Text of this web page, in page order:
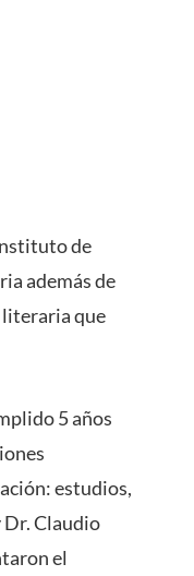
de
además de
literaria que
5 años
estudios,
Dr. Claudio
el